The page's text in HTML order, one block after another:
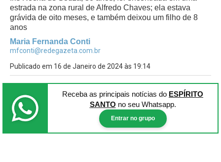
estrada na zona rural de Alfredo Chaves; ela estava
grávida de oito meses, e também deixou um filho de 8
anos
Maria Fernanda Conti
mfconti@redegazeta.com.br
Publicado em 16 de Janeiro de 2024 às 19:14
Receba as principais notícias do ESPÍRITO
SANTO no seu Whatsapp.
Entrar no grupo